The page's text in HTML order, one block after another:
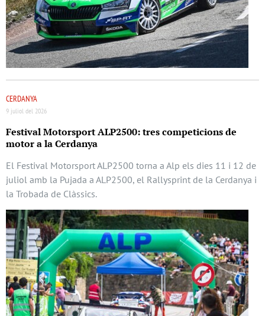
CERDANYA
9 juliol del 2026
Festival Motorsport ALP2500: tres competicions de
motor a la Cerdanya
El Festival Motorsport ALP2500 torna a Alp els dies 11 i 12 de
juliol amb la Pujada a ALP2500, el Rallysprint de la Cerdanya i
la Trobada de Clàssics.